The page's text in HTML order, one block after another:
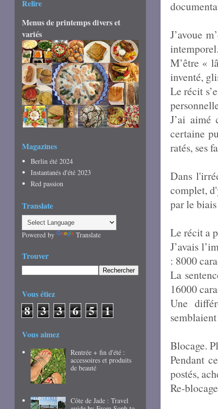
J’avoue
M’être «
inventé,
Le récit
J’ai aimé
certaine
ratés, ses
Dans
complet,
par le
Le récit a
J’avais
: 8000
La
16000
Une
Blocage.
Pendant
postés,
Re-
Relire
Menus de printemps divers et
variés
Magazines
Berlin été 2024
Instantanés d'été 2023
Red passion
Translate
Powered by Translate
Trouver
Vous étiez
8 3 3 6 5 1
Vous aimez
Rentrée + fin d'été :
accessoires et produits
de beauté
Côte de Jade : Travel